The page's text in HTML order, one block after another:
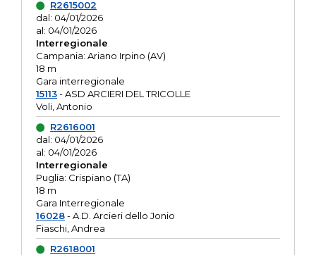
R2615002
dal: 04/01/2026
al: 04/01/2026
Interregionale
Campania: Ariano Irpino (AV)
18 m
Gara interregionale
15113- ASD ARCIERI DEL TRICOLLE
Voli, Antonio
R2616001
dal: 04/01/2026
al: 04/01/2026
Interregionale
Puglia: Crispiano (TA)
18 m
Gara Interregionale
16028- A.D. Arcieri dello Jonio
Fiaschi, Andrea
R2618001